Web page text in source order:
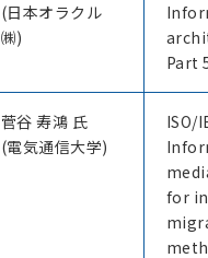
(日本オラクル
㈱)
Part
菅谷 寿鴻 氏
(電気通信大学)
ISO/
for